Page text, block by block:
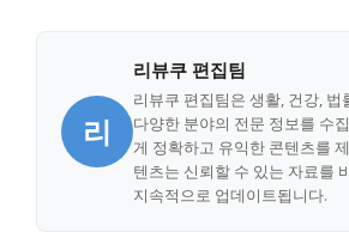
리
리뷰쿠 편집팀
리뷰쿠 편집팀은 생활, 건강, 법
다양한 분야의 전문 정보를 수
게 정확하고 유익한 콘텐츠를
텐츠는 신뢰할 수 있는 자료를
지속적으로 업데이트됩니다.